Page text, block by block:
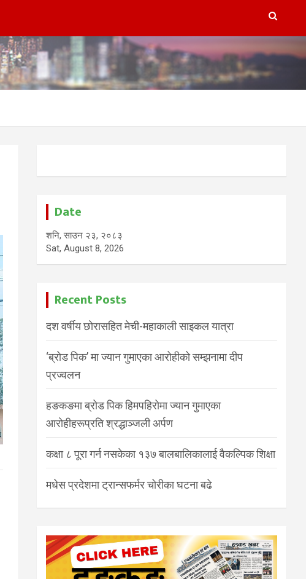
Date
शनि, साउन २३, २०८३
Sat, August 8, 2026
Recent Posts
दश वर्षीय छोरासहित मेची-महाकाली साइकल यात्रा
‘ब्रोड पिक’ मा ज्यान गुमाएका आरोहीको सम्झनामा दीप
प्रज्वलन
हङकङमा ब्रोड पिक हिमपहिरोमा ज्यान गुमाएका
आरोहीहरूप्रति श्रद्धाञ्जली अर्पण
कक्षा ८ पूरा गर्न नसकेका १३७ बालबालिकालाई वैकल्पिक शिक्षा
मधेस प्रदेशमा ट्रान्सफर्मर चोरीका घटना बढे